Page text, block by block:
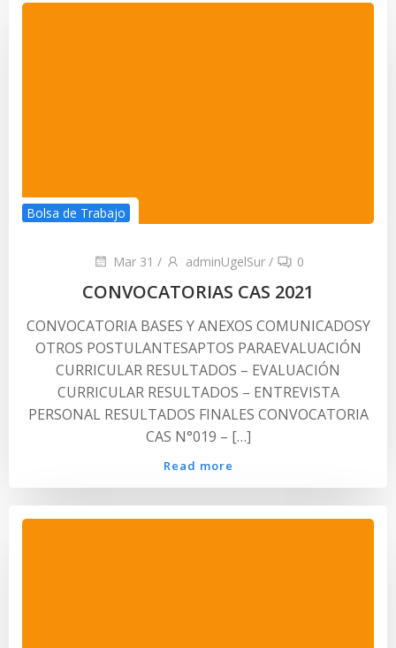
Bolsa de Trabajo
Mar 31 / adminUgelSur / 0
CONVOCATORIAS CAS 2021
CONVOCATORIA BASES Y ANEXOS COMUNICADOSY
OTROS POSTULANTESAPTOS PARAEVALUACIÓN
CURRICULAR RESULTADOS – EVALUACIÓN
CURRICULAR RESULTADOS – ENTREVISTA
PERSONAL RESULTADOS FINALES CONVOCATORIA
CAS N°019 – […]
Read more